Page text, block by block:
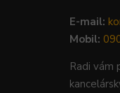
E-mail:
Mobil:
Radi vám